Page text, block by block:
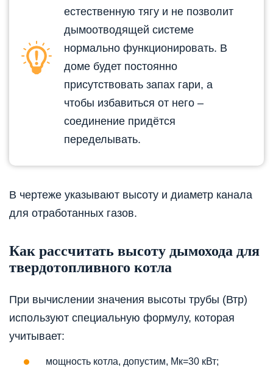
естественную тягу и не позволит
дымоотводящей системе
нормально функционировать. В
доме будет постоянно
присутствовать запах гари, а
чтобы избавиться от него –
соединение придётся
переделывать.
В чертеже указывают высоту и диаметр канала
для отработанных газов.
Как рассчитать высоту дымохода для
твердотопливного котла
При вычислении значения высоты трубы (Втр)
используют специальную формулу, которая
учитывает:
мощность котла, допустим, Мк=30 кВт;